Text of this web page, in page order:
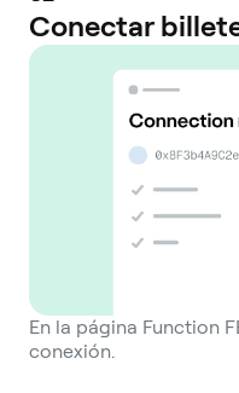
Conectar
En la página Function
conexión.